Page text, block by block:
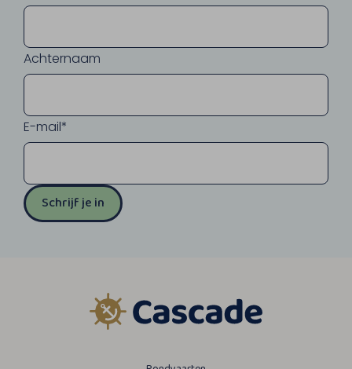
Achternaam
E-mail*
Schrijf je in